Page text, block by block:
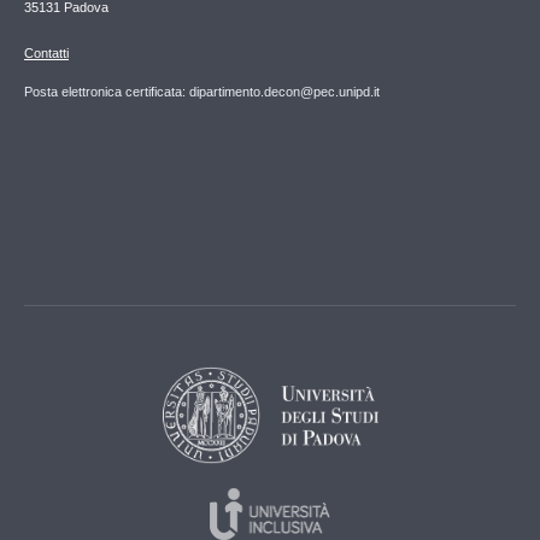
35131 Padova
Contatti
Posta elettronica certificata: dipartimento.decon@pec.unipd.it